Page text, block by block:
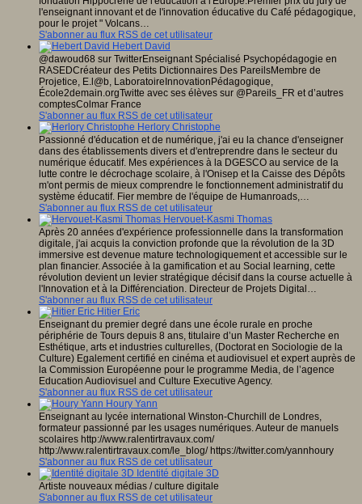
l'enseignant innovant et de l'innovation éducative du Café pédagogique,
pour le projet " Volcans…
S'abonner au flux RSS de cet utilisateur
Hebert David
@dawoud68 sur TwitterEnseignant Spécialisé Psychopédagogie en
RASEDCréateur des Petits Dictionnaires Des PareilsMembre de
Projetice, E.l@b, LaboratoireInnovationPédagogique,
École2demain.orgTwitte avec ses élèves sur @Pareils_FR et d’autres
comptesColmar France
S'abonner au flux RSS de cet utilisateur
Herlory Christophe
Passionné d'éducation et de numérique, j'ai eu la chance d'enseigner
dans des établissements divers et d'entreprendre dans le secteur du
numérique éducatif. Mes expériences à la DGESCO au service de la
lutte contre le décrochage scolaire, à l'Onisep et la Caisse des Dépôts
m'ont permis de mieux comprendre le fonctionnement administratif du
système éducatif. Fier membre de l'équipe de Humanroads,…
S'abonner au flux RSS de cet utilisateur
Hervouet-Kasmi Thomas
Après 20 années d'expérience professionnelle dans la transformation
digitale, j'ai acquis la conviction profonde que la révolution de la 3D
immersive est devenue mature technologiquement et accessible sur le
plan financier. Associée à la gamification et au Social learning, cette
révolution devient un levier stratégique décisif dans la course actuelle à
l'Innovation et à la Différenciation. Directeur de Projets Digital…
S'abonner au flux RSS de cet utilisateur
Hitier Eric
Enseignant du premier degré dans une école rurale en proche
périphérie de Tours depuis 8 ans, titulaire d’un Master Recherche en
Esthétique, arts et industries culturelles, (Doctorat en Sociologie de la
Culture) Egalement certifié en cinéma et audiovisuel et expert auprès de
la Commission Européenne pour le programme Media, de l’agence
Education Audiovisuel and Culture Executive Agency.
S'abonner au flux RSS de cet utilisateur
Houry Yann
Enseignant au lycée international Winston-Churchill de Londres,
formateur passionné par les usages numériques. Auteur de manuels
scolaires http://www.ralentirtravaux.com/
http://www.ralentirtravaux.com/le_blog/ https://twitter.com/yannhoury
S'abonner au flux RSS de cet utilisateur
Identité digitale 3D
Artiste nouveaux médias / culture digitale
S'abonner au flux RSS de cet utilisateur